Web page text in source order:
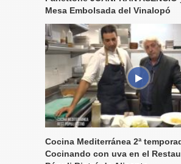
Mesa Embolsada del Vinalopó
Cocina Mediterránea 2ª
Cocinando con uva en el